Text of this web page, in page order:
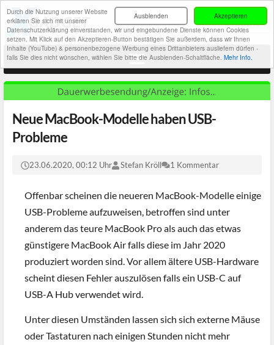
Akzeptieren
Ausblenden
Durch die Nutzung unserer Website
erklären Sie sich mit unserer
Datenschutzerklärung einverstanden, wir und eingebundene Dienste können Cookies
setzen. Mit Klick auf den Akzeptieren-Button bestätigen Sie außerdem, dass wir Ihnen
Inhalte (YouTube) & personenbezogene Werbung eines Drittanbieters ausliefern dürfen -
falls Sie dies nicht wünschen, wählen Sie bitte die Ausblenden-Schaltfläche. Mehr Info.
Neue MacBook-Modelle haben USB-
Probleme
23.06.2020, 00:12 Uhr Stefan Kröll 1 Kommentar
Offenbar scheinen die neueren MacBook-Modelle einige
USB-Probleme aufzuweisen, betroffen sind unter
anderem das teure MacBook Pro als auch das etwas
günstigere MacBook Air falls diese im Jahr 2020
produziert worden sind. Vor allem ältere USB-Hardware
scheint diesen Fehler auszulösen falls ein USB-C auf
USB-A Hub verwendet wird.
Unter diesen Umständen lassen sich sich externe Mäuse
oder Tastaturen nach einigen Stunden nicht mehr